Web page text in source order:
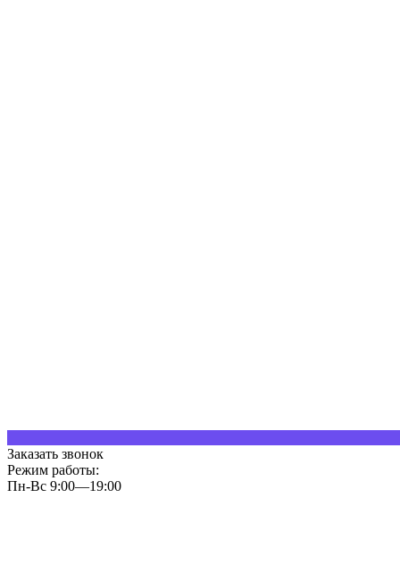
Заказать звонок
Режим работы:
Пн-Вс 9:00—19:00